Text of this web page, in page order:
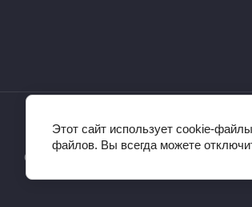
© 2024 JustClick
Этот сайт использует cookie-
файлов. Вы всегда можете